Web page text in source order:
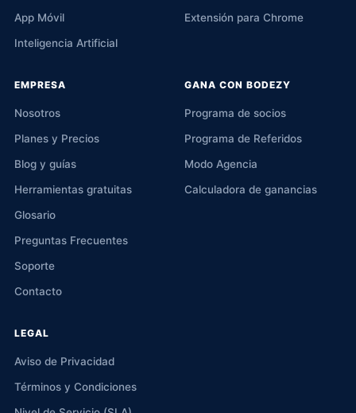
App Móvil
Inteligencia Artificial
Extensión para Chrome
EMPRESA
Nosotros
Planes y Precios
Blog y guías
Herramientas gratuitas
Glosario
Preguntas Frecuentes
Soporte
Contacto
GANA CON BODEZY
Programa de socios
Programa de Referidos
Modo Agencia
Calculadora de ganancias
LEGAL
Aviso de Privacidad
Términos y Condiciones